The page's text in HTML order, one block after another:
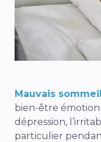
Mauvais sommeil
bien-être
dépression,
particulier